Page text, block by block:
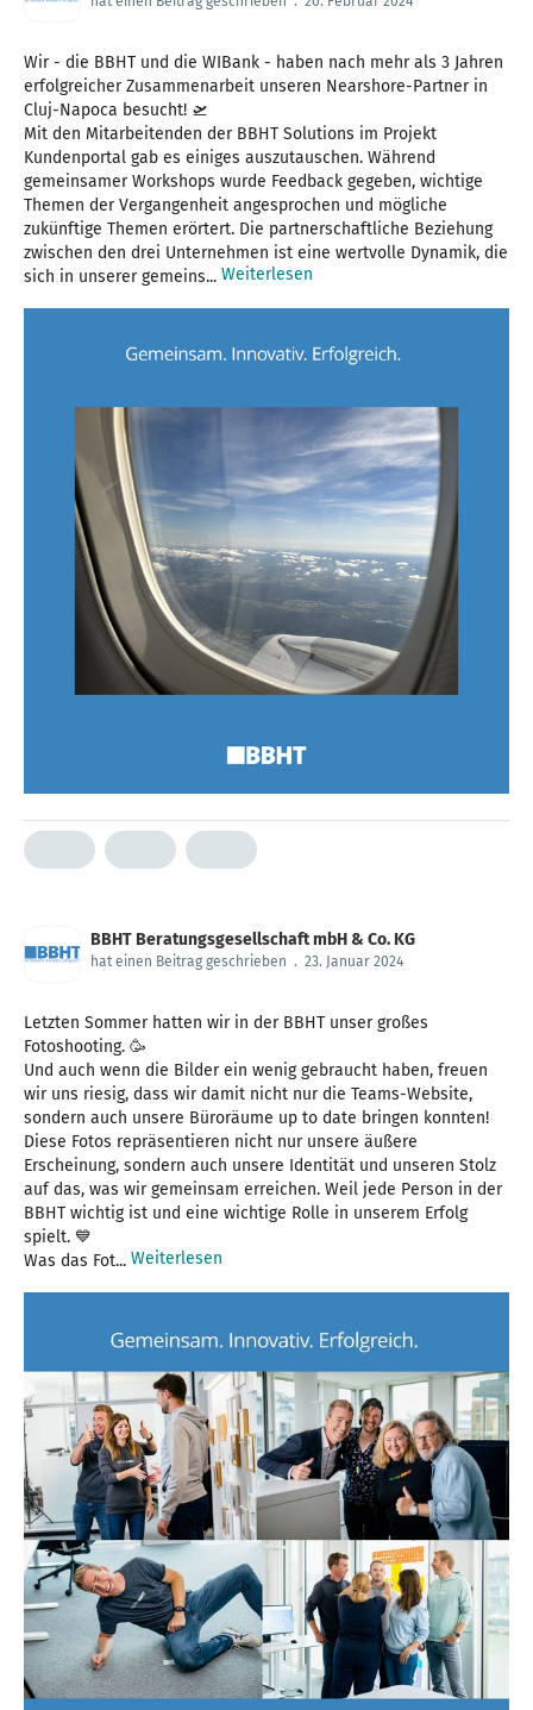
Wir - die BBHT und die WIBank - haben nach mehr als 3 Jahren
erfolgreicher Zusammenarbeit unseren Nearshore-Partner in
Cluj-Napoca besucht! 🛫
Mit den Mitarbeitenden der BBHT Solutions im Projekt
Kundenportal gab es einiges auszutauschen. Während
gemeinsamer Workshops wurde Feedback gegeben, wichtige
Themen der Vergangenheit angesprochen und mögliche
zukünftige Themen erörtert. Die partnerschaftliche Beziehung
zwischen den drei Unternehmen ist eine wertvolle Dynamik, die
sich in unserer gemeins... Weiterlesen
BBHT Beratungsgesellschaft mbH & Co. KG
hat einen Beitrag geschrieben . 23. Januar 2024
Letzten Sommer hatten wir in der BBHT unser großes
Fotoshooting. 🥳
Und auch wenn die Bilder ein wenig gebraucht haben, freuen
wir uns riesig, dass wir damit nicht nur die Teams-Website,
sondern auch unsere Büroräume up to date bringen konnten!
Diese Fotos repräsentieren nicht nur unsere äußere
Erscheinung, sondern auch unsere Identität und unseren Stolz
auf das, was wir gemeinsam erreichen. Weil jede Person in der
BBHT wichtig ist und eine wichtige Rolle in unserem Erfolg
spielt. 💙
Was das Fot... Weiterlesen